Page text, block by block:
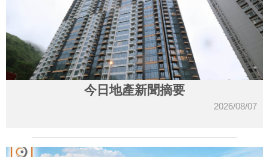
今日地產新聞摘要
2026/08/07